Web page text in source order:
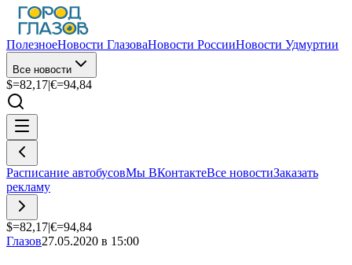
ПолезноеНовости ГлазоваНовости РоссииНовости Удмуртии
Все новости
$=82,17|€=94,84
Расписание автобусовМы ВКонтактеВсе новостиЗаказать
рекламу
$=82,17|€=94,84
Глазов27.05.2020 в 15:00